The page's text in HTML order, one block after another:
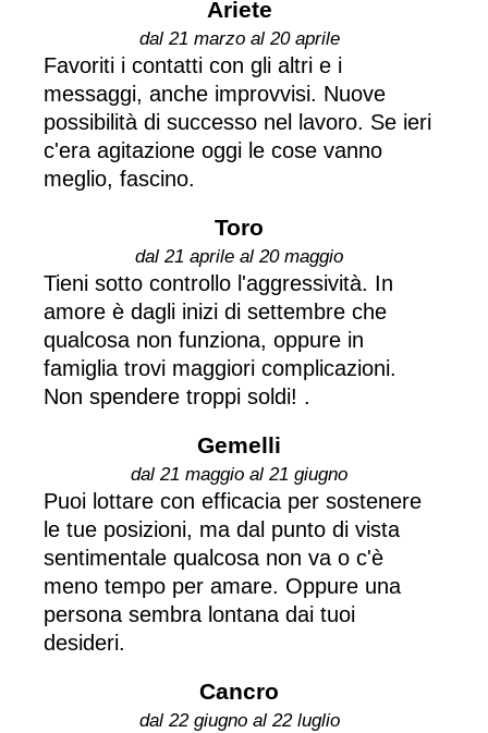
Ariete
dal 21 marzo al 20 aprile
Favoriti i contatti con gli altri e i
messaggi, anche improvvisi. Nuove
possibilità di successo nel lavoro. Se ieri
c'era agitazione oggi le cose vanno
meglio, fascino.
Toro
dal 21 aprile al 20 maggio
Tieni sotto controllo l'aggressività. In
amore è dagli inizi di settembre che
qualcosa non funziona, oppure in
famiglia trovi maggiori complicazioni.
Non spendere troppi soldi! .
Gemelli
dal 21 maggio al 21 giugno
Puoi lottare con efficacia per sostenere
le tue posizioni, ma dal punto di vista
sentimentale qualcosa non va o c'è
meno tempo per amare. Oppure una
persona sembra lontana dai tuoi
desideri.
Cancro
dal 22 giugno al 22 luglio